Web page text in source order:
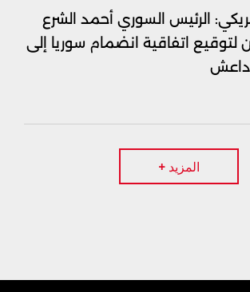
الرئيس السوري أحمد الشرع
لتوقيع اتفاقية انضمام سوريا إلى
المزيد +